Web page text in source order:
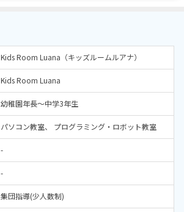
Kids Room Luana（キッズルームルアナ）
Kids Room Luana
幼稚園年長～中学3年生
パソコン教室 プログラミング・ロボット教室
-
-
集団指導(少人数制)